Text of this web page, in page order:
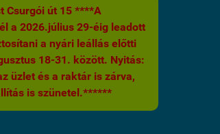
Csurgói út 15 ****A
a 2026.július 29-éig leadott
a nyári leállás előtti
18-31. között. Nyitás:
üzlet és a raktár is zárva,
is szünetel.******